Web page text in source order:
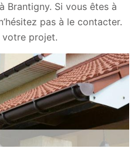
Brantigny. Si vous êtes à
pas à le contacter.
votre projet.